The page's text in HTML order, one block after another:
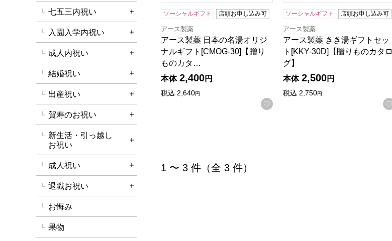
ソーシャルギフト 店頭お申し込み可
アース製薬
アース製薬 日本の名湯オリジ
ナルギフト[CMOG-30]【贈り
ものカタ…
本体 2,400円
税込 2,640円
お気に入りに登録する
ソーシャルギフト 店頭お申し込み可
アース製薬
アース製薬 きき湯ギフトセッ
ト[KKY-30D]【贈りものカタロ
グ】
本体 2,500円
税込 2,750円
1 〜 3 件（全 3 件）
七五三内祝い
詳細を開く
入園入学内祝い
詳細を開く
成人内祝い
詳細を開く
結婚祝い
詳細を開く
出産祝い
詳細を開く
賀寿のお祝い
詳細を開く
新生活・引っ越し
お祝い
詳細を開く
成人祝い
詳細を開く
退職お祝い
詳細を開く
お悔み
果物